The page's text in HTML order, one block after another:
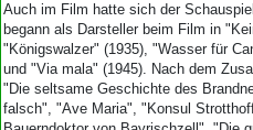
Abo
Auch im Film hatte sich der
begann als Darsteller beim Film in
"Königswalzer" (1935), "Wasser für
und "Via mala" (1945). Nach dem
"Die seltsame Geschichte des
falsch", "Ave Maria", "Konsul